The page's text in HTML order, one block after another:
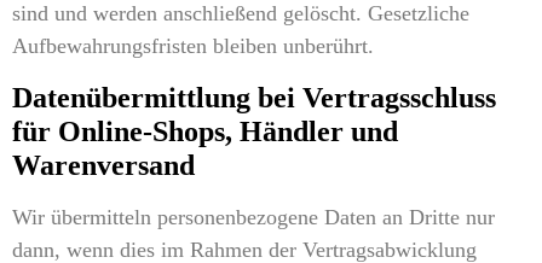
sind und werden anschließend gelöscht. Gesetzliche
Aufbewahrungsfristen bleiben unberührt.
Datenübermittlung bei Vertragsschluss
für Online-Shops, Händler und
Warenversand
Wir übermitteln personenbezogene Daten an Dritte nur
dann, wenn dies im Rahmen der Vertragsabwicklung